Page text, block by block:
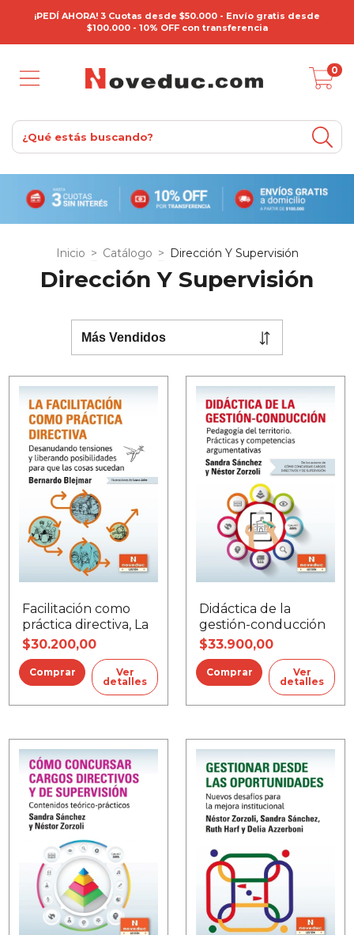
¡PEDÍ AHORA! 3 Cuotas desde $50.000 - Envío gratis desde
$100.000 - 10% OFF con transferencia
0
Inicio > Catálogo > Dirección Y Supervisión
Dirección Y Supervisión
Facilitación como
práctica directiva, La
$30.200,00
Ver
detalles
Didáctica de la
gestión-conducción
$33.900,00
Ver
detalles